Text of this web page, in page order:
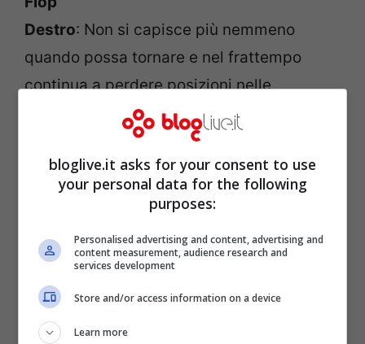
Destro: Non si capisce più nemmeno
quando possa tornare e nel frattempo
continua a perdere posizioni nelle
gerarchie interne.
: In una grande squadra non c’è
posto per lui dal primo minuto. La sua
inaffidabilità è troppa e la coppia Castan-
utile nel turn over.
: La sua sfortuna è stata l’arrivo
di Maicon ed il rilancio di Balzaretti. Con
questi due giocatori davanti difficilmente
bloglive.it asks for your consent to use
your personal data for the following
purposes:
Personalised advertising and content, advertising and
content measurement, audience research and
services development
Store and/or access information on a device
Learn more